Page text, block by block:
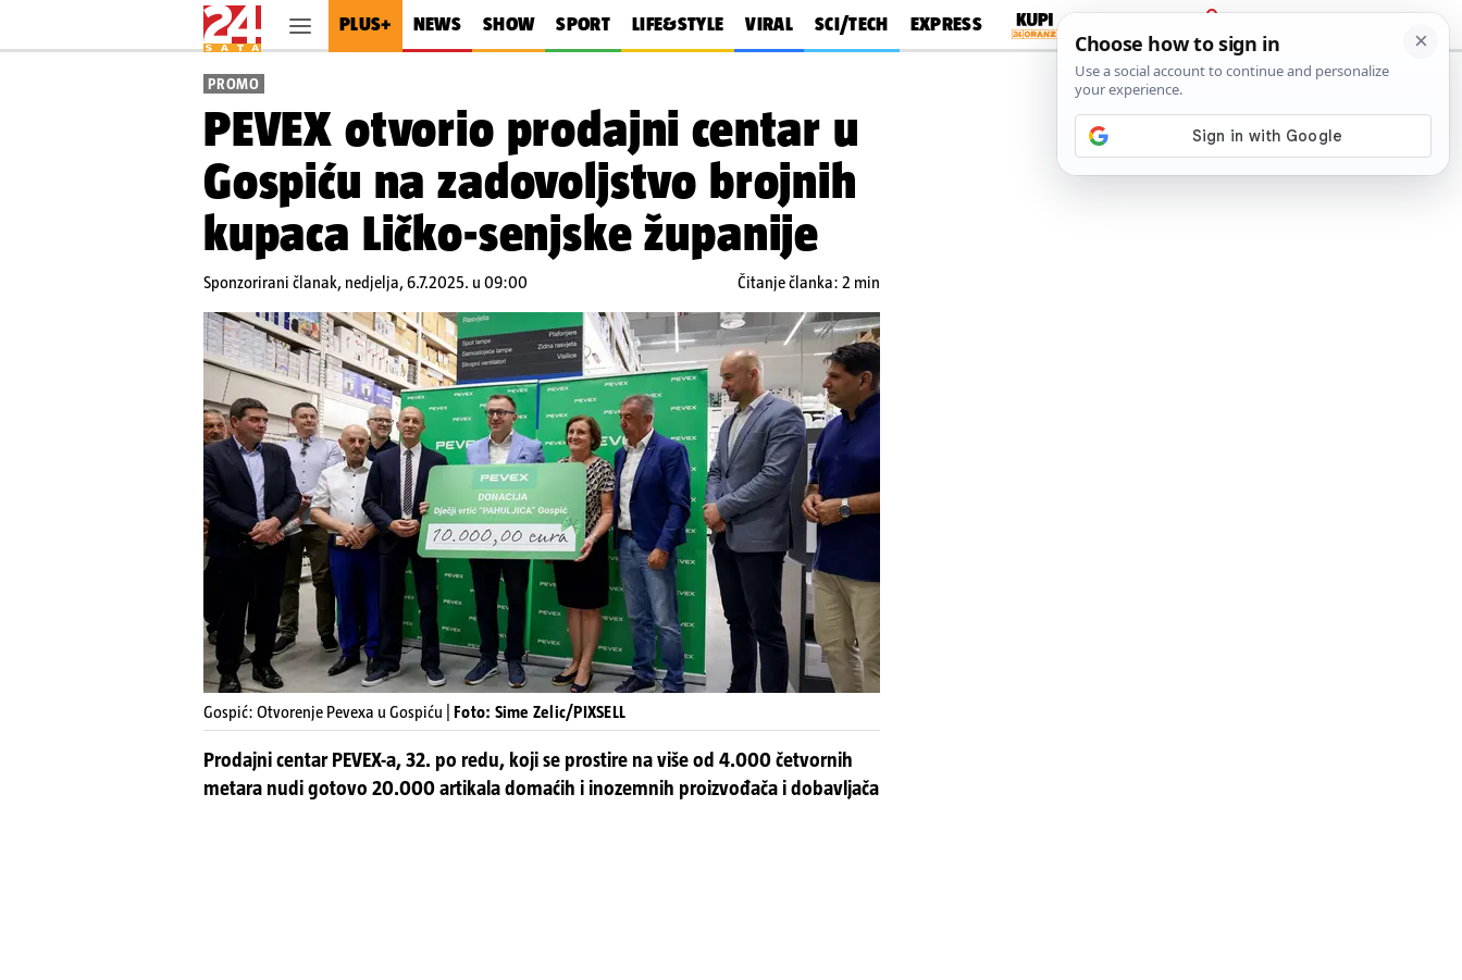
PLUS+ NEWS SHOW SPORT LIFE&STYLE VIRAL SCI/TECH EXPRESS
PRIJAVA
PROMO
PEVEX otvorio prodajni centar u
Gospiću na zadovoljstvo brojnih
kupaca Ličko-senjske županije
Sponzorirani članak, nedjelja, 6.7.2025. u 09:00 Čitanje članka: 2 min
Gospić: Otvorenje Pevexa u Gospiću | Foto: Sime Zelic/PIXSELL
Prodajni centar PEVEX-a, 32. po redu, koji se prostire na više od 4.000 četvornih
metara nudi gotovo 20.000 artikala domaćih i inozemnih proizvođača i dobavljača